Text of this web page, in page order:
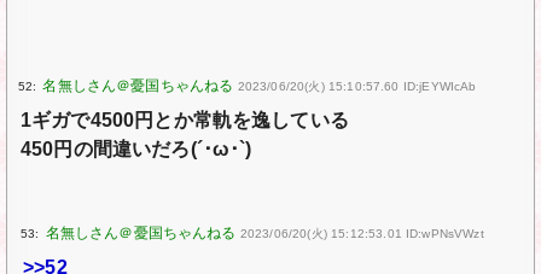
52: 2023/06/20(火) 15:10:57.60 ID:jEYWIcAb
1ギガで4500円とか常軌を逸している
450円の間違いだろ(´･ω･`)
53: 2023/06/20(火) 15:12:53.01 ID:wPNsVWzt
>>52